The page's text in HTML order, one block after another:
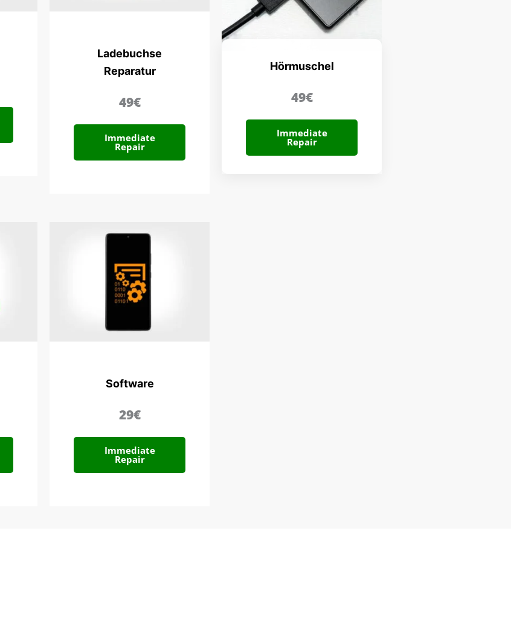
Ladebuchse
Reparatur
49€
Immediate
Repair
Hörmuschel
49€
Immediate
Repair
Software
29€
Immediate
Repair